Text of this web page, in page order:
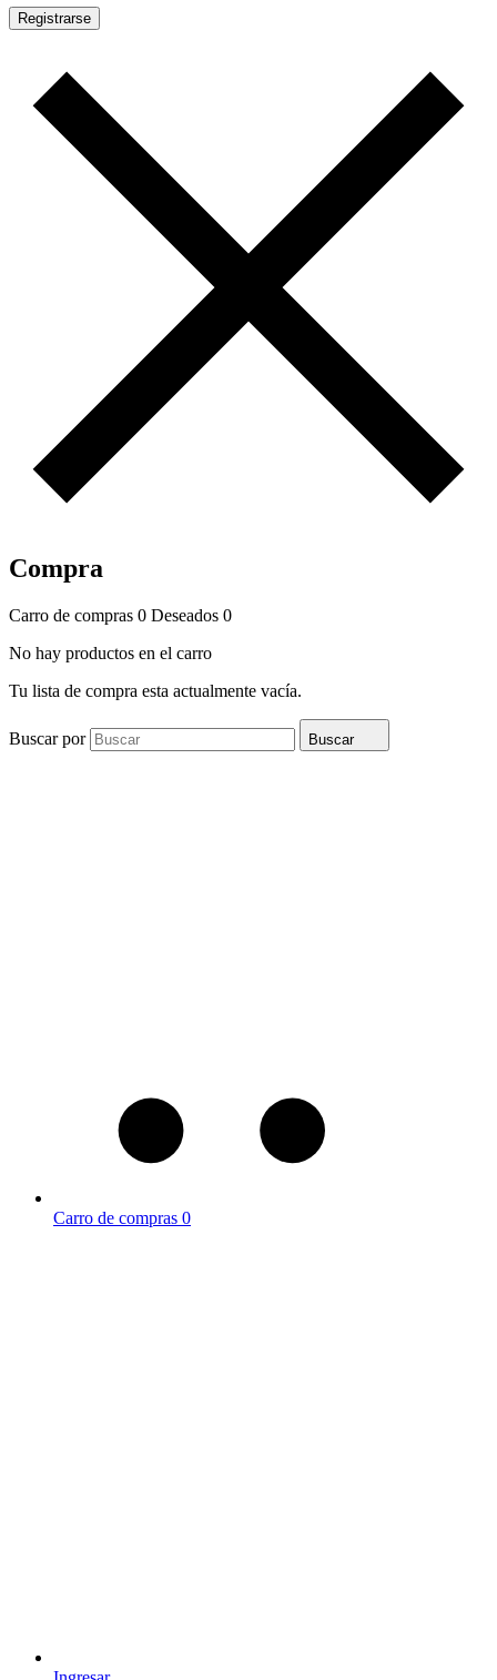
Registrarse
Compra
Carro de compras 0 Deseados 0
No hay productos en el carro
Tu lista de compra esta actualmente vacía.
Buscar por Buscar
Carro de compras 0